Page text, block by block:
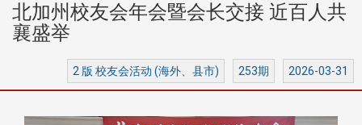
北加州校友会年会暨会长交接 近百人共
襄盛举
2 版 校友会活动 (海外、县市) 253期 2026-03-31